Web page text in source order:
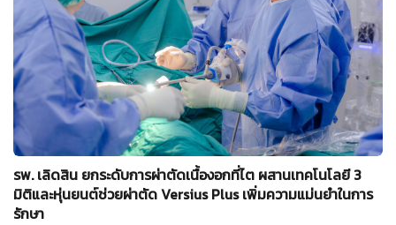
รพ. เลิดสิน ยกระดับการผ่าตัดเนื้องอกที่ไต ผสานเทคโนโลยี 3
มิติและหุ่นยนต์ช่วยผ่าตัด Versius Plus เพิ่มความแม่นยำในการ
รักษา